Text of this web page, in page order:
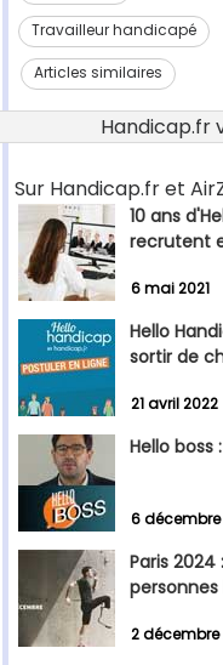
Travailleur handicapé
Articles similaires
Handicap.fr
Sur Handicap.fr et
10 ans
recrutent
6 mai 2021
Hello
sortir de
21 avril 2022
Hello boss
6 décembre
Paris
2 décembre